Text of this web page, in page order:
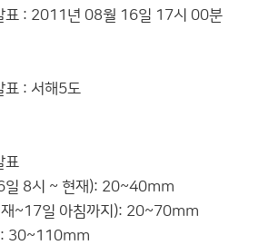
표 : 2011년 08월 16일 17시 00분
표 : 서해5도
표
일 8시 ~ 현재): 20~40mm
재~17일 아침까지): 20~70mm
: 30~110mm